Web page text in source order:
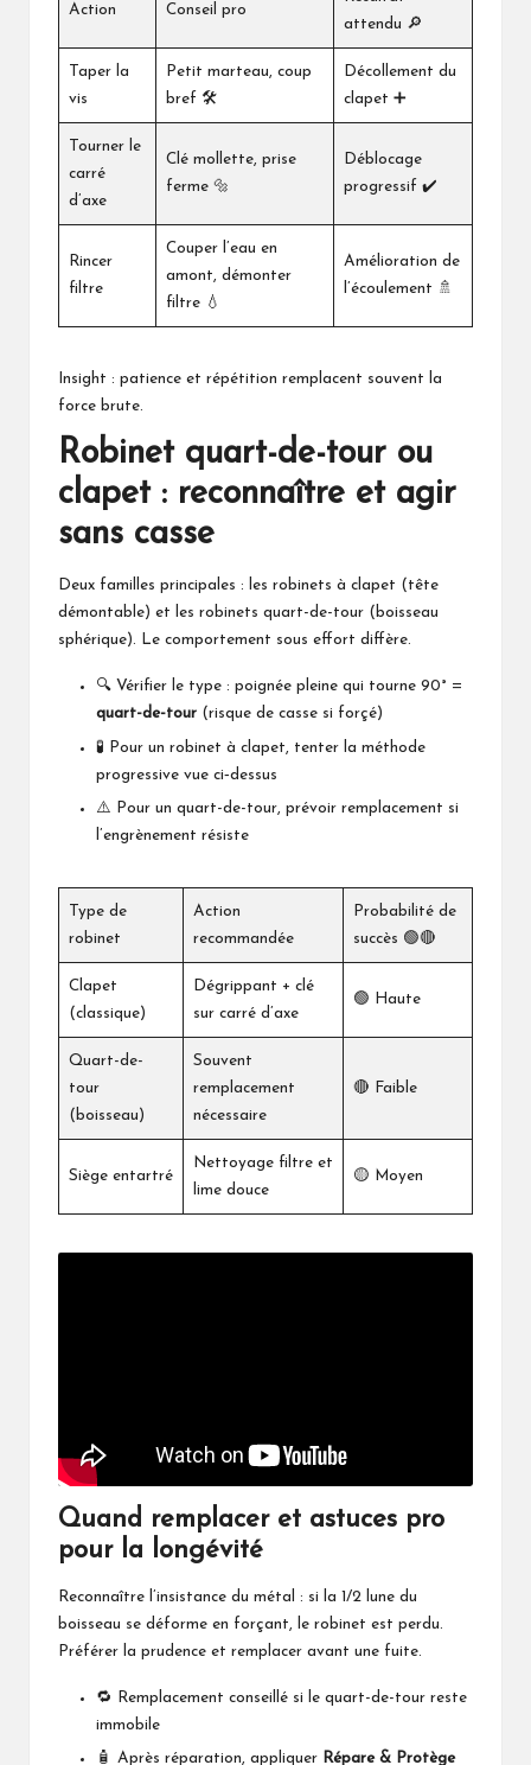
Action Conseil pro
attendu 🔎
Taper la
vis
Petit marteau, coup
bref 🛠️
Décollement du
clapet ➕
Tourner le
carré
d’axe
Clé mollette, prise
ferme 🔩
Déblocage
progressif ✔️
Rincer
filtre
Couper l’eau en
amont, démonter
filtre 💧
Amélioration de
l’écoulement 🚿
Insight : patience et répétition remplacent souvent la
force brute.
Robinet quart-de-tour ou
clapet : reconnaître et agir
sans casse
Deux familles principales : les robinets à clapet (tête
démontable) et les robinets quart-de-tour (boisseau
sphérique). Le comportement sous effort diffère.
🔍 Vérifier le type : poignée pleine qui tourne 90° =
quart-de-tour (risque de casse si forçé)
🧪 Pour un robinet à clapet, tenter la méthode
progressive vue ci‑dessus
⚠️ Pour un quart-de-tour, prévoir remplacement si
l’engrènement résiste
Type de
robinet
Action
recommandée
Probabilité de
succès 🟢🔴
Clapet
(classique)
Dégrippant + clé
sur carré d’axe
🟢 Haute
Quart-de-
tour
(boisseau)
Souvent
remplacement
nécessaire
🔴 Faible
Siège entartré
Nettoyage filtre et
lime douce
🟡 Moyen
Quand remplacer et astuces pro
pour la longévité
Reconnaître l’insistance du métal : si la 1/2 lune du
boisseau se déforme en forçant, le robinet est perdu.
Préférer la prudence et remplacer avant une fuite.
🔁 Remplacement conseillé si le quart-de-tour reste
immobile
🧴 Après réparation, appliquer Répare & Protège